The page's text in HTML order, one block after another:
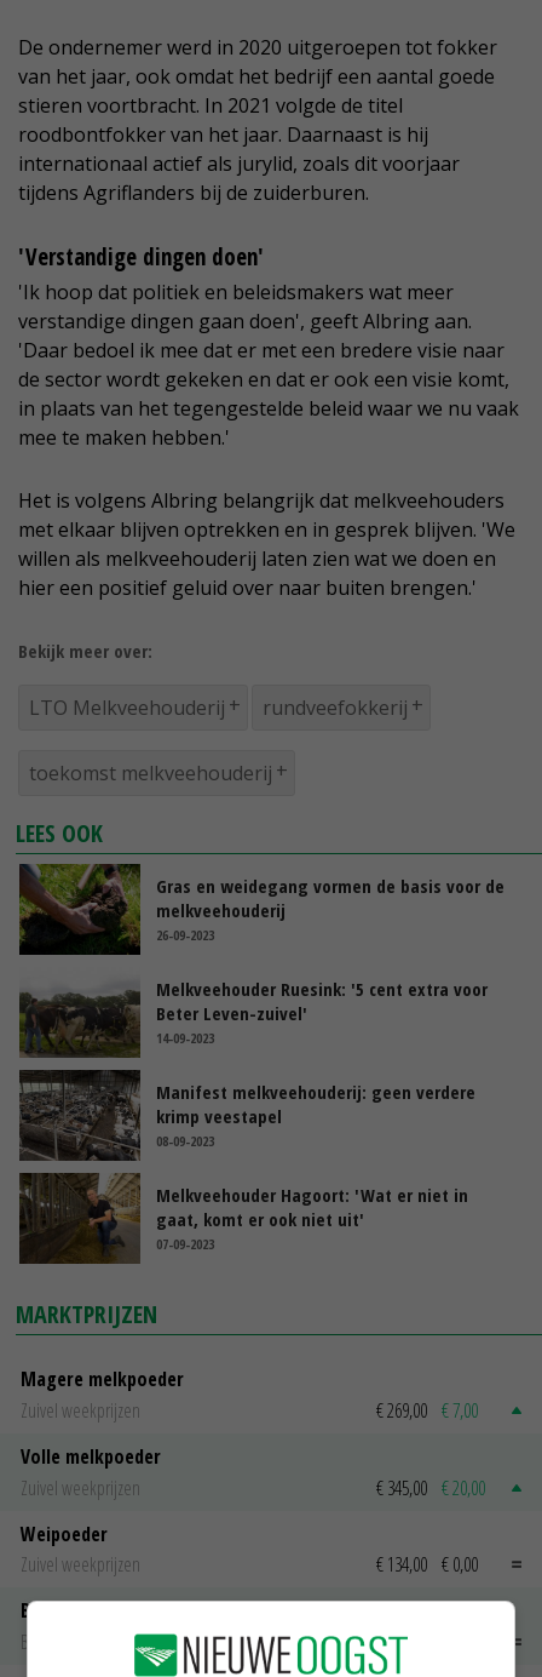
De ondernemer werd in 2020 uitgeroepen tot fokker
van het jaar, ook omdat het bedrijf een aantal goede
stieren voortbracht. In 2021 volgde de titel
roodbontfokker van het jaar. Daarnaast is hij
internationaal actief als jurylid, zoals dit voorjaar
tijdens Agriflanders bij de zuiderburen.
'Verstandige dingen doen'
'Ik hoop dat politiek en beleidsmakers wat meer
verstandige dingen gaan doen', geeft Albring aan.
'Daar bedoel ik mee dat er met een bredere visie naar
de sector wordt gekeken en dat er ook een visie komt,
in plaats van het tegengestelde beleid waar we nu vaak
mee te maken hebben.'
Het is volgens Albring belangrijk dat melkveehouders
met elkaar blijven optrekken en in gesprek blijven. 'We
willen als melkveehouderij laten zien wat we doen en
hier een positief geluid over naar buiten brengen.'
Bekijk meer over:
LTO Melkveehouderij rundveefokkerij
toekomst melkveehouderij
LEES OOK
Gras en weidegang vormen de basis voor de
melkveehouderij
26-09-2023
Melkveehouder Ruesink: '5 cent extra voor
Beter Leven-zuivel'
14-09-2023
Manifest melkveehouderij: geen verdere
krimp veestapel
08-09-2023
Melkveehouder Hagoort: 'Wat er niet in
gaat, komt er ook niet uit'
07-09-2023
MARKTPRIJZEN
Magere melkpoeder
Zuivel weekprijzen
€ 269,00 € 7,00
Volle melkpoeder
Zuivel weekprijzen
€ 345,00 € 20,00
Weipoeder
Zuivel weekprijzen
€ 134,00 € 0,00
Boeren Gouda 12 kg
Boerenkaas
€ 6,05